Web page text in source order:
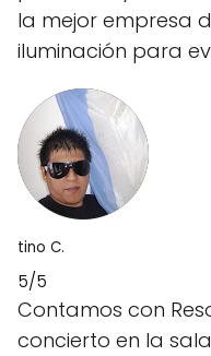
la mejor empresa
iluminación para
tino C.
5/5
Contamos con
concierto en la